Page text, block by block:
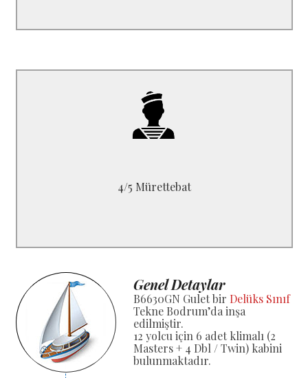
4/5 Mürettebat
B6630GN
1 Kaptan, 1 Aşçı
1 Gemici, 1 Yardımcı
Genel Detaylar
B6630GN Gulet bir Delüks Sınıf
Tekne Bodrum’da inşa
edilmiştir.
12 yolcu için 6 adet klimalı (2
Masters + 4 Dbl / Twin) kabini
bulunmaktadır.